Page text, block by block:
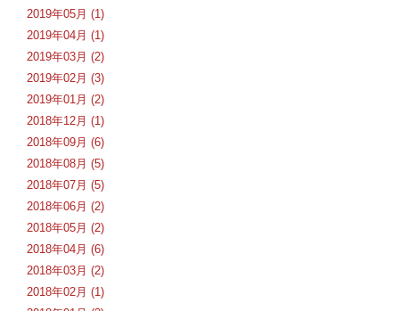
2019年05月 (1)
2019年04月 (1)
2019年03月 (2)
2019年02月 (3)
2019年01月 (2)
2018年12月 (1)
2018年09月 (6)
2018年08月 (5)
2018年07月 (5)
2018年06月 (2)
2018年05月 (2)
2018年04月 (6)
2018年03月 (2)
2018年02月 (1)